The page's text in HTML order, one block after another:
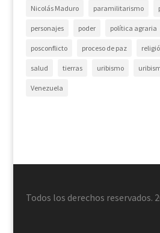
Nicolás Maduro paramilitarismo
personajes poder política agraria
posconflicto proceso de paz
salud tierras uribismo
Venezuela
Todos los derechos reservados.